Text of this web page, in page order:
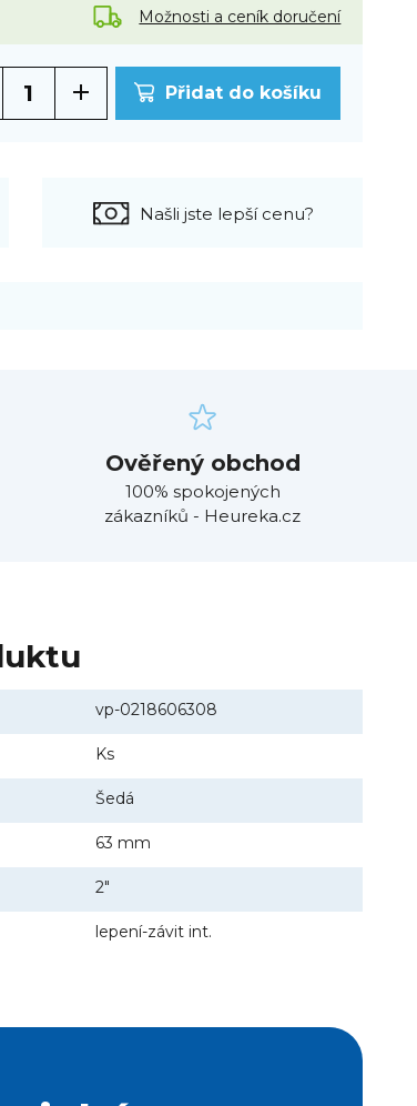
Možnosti a ceník doručení
Přidat do košíku
Našli jste lepší cenu?
Ověřený obchod
100% spokojených
zákazníků - Heureka.cz
vp-0218606308
Ks
Šedá
63 mm
2"
lepení-závit int.